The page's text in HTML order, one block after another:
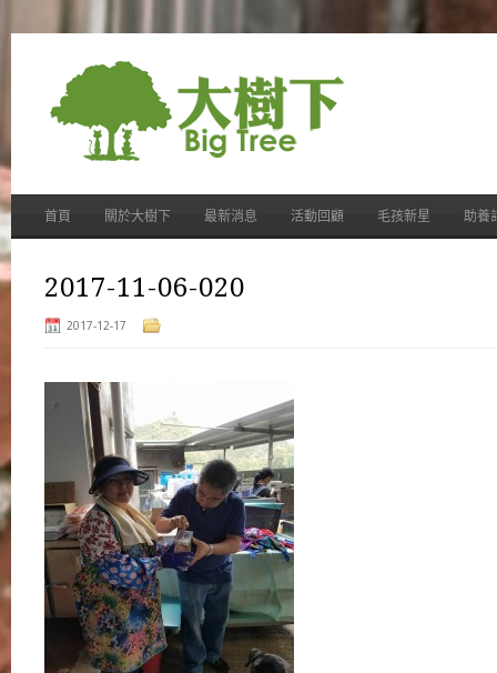
首頁 關於大樹下 最新消息 活動回顧 毛孩新星 助養
2017-11-06-020
2017-12-17